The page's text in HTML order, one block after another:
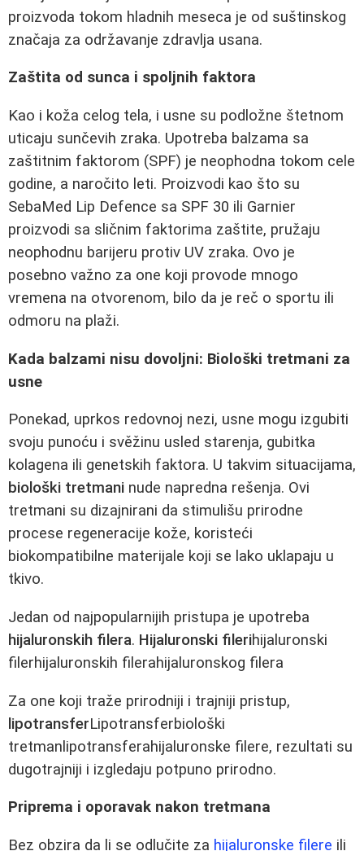
proizvoda tokom hladnih meseca je od suštinskog
značaja za održavanje zdravlja usana.
Zaštita od sunca i spoljnih faktora
Kao i koža celog tela, i usne su podložne štetnom
uticaju sunčevih zraka. Upotreba balzama sa
zaštitnim faktorom (SPF) je neophodna tokom cele
godine, a naročito leti. Proizvodi kao što su
SebaMed Lip Defence sa SPF 30 ili Garnier
proizvodi sa sličnim faktorima zaštite, pružaju
neophodnu barijeru protiv UV zraka. Ovo je
posebno važno za one koji provode mnogo
vremena na otvorenom, bilo da je reč o sportu ili
odmoru na plaži.
Kada balzami nisu dovoljni: Biološki tretmani za
usne
Ponekad, uprkos redovnoj nezi, usne mogu izgubiti
svoju punoću i svěžinu usled starenja, gubitka
kolagena ili genetskih faktora. U takvim situacijama,
biološki tretmani nude napredna rešenja. Ovi
tretmani su dizajnirani da stimulišu prirodne
procese regeneracije kože, koristeći
biokompatibilne materijale koji se lako uklapaju u
tkivo.
Jedan od najpopularnijih pristupa je upotreba
hijaluronskih filera. Hijaluronski filerihijaluronski
filerhijaluronskih filerahijaluronskog filera
Za one koji traže prirodniji i trajniji pristup,
lipotransferLipotransferbiološki
tretmanlipotransferahijaluronske filere, rezultati su
dugotrajniji i izgledaju potpuno prirodno.
Priprema i oporavak nakon tretmana
Bez obzira da li se odlučite za hijaluronske filere ili